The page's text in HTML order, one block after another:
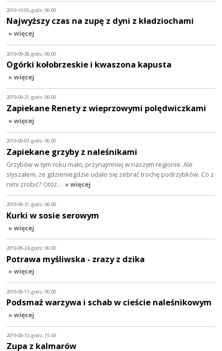
2019-10-05, godz. 06:00
Najwyższy czas na zupę z dyni z kładziochami
» więcej
2019-09-28, godz. 06:00
Ogórki kołobrzeskie i kwaszona kapusta
» więcej
2019-09-21, godz. 06:00
Zapiekane Renety z wieprzowymi polędwiczkami
» więcej
2019-09-07, godz. 06:00
Zapiekane grzyby z naleśnikami
Grzybów w tym roku mało, przynajmniej w naszym regionie. Ale
słyszałem, że gdzieniegdzie udało się zebrać trochę podrzybków. Co z
nimi zrobić? Otóż… » więcej
2019-08-31, godz. 06:00
Kurki w sosie serowym
» więcej
2019-08-24, godz. 06:00
Potrawa myśliwska - zrazy z dzika
» więcej
2019-08-17, godz. 06:00
Podsmaż warzywa i schab w cieście naleśnikowym
» więcej
2019-08-10, godz. 15:43
Zupa z kalmarów